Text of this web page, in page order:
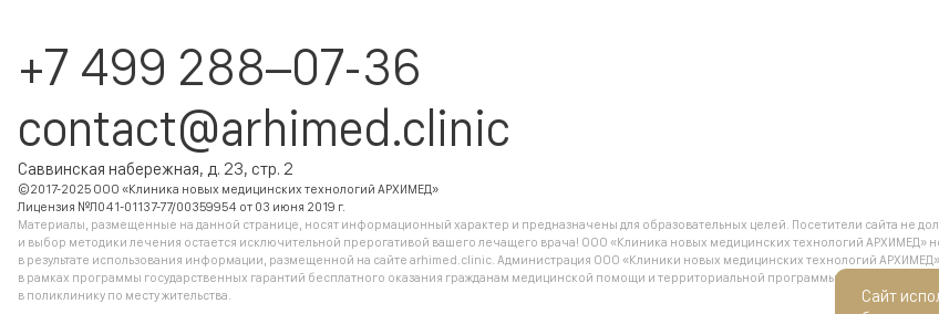
+7 499 288–07-36
contact@arhimed.clinic
Саввинская набережная, д. 23, стр. 2
©2017-2025 ООО «Клиника новых медицинских технологий АРХИМЕД»
Лицензия №Л041-01137-77/00359954 от 03 июня 2019 г.
Материалы, размещенные на данной странице, носят информационный характер и предназначены для образовательных целей. Посетители сайта не
и выбор методики лечения остается исключительной прерогативой вашего лечащего врача! ООО «Клиника новых медицинских технологий АРХИМЕД»
в результате использования информации, размещенной на сайте arhimed.clinic. Администрация ООО «Клиники новых медицинских технологий
в рамках программы государственных гарантий бесплатного оказания гражданам медицинской помощи и территориальной программы
в поликлинику по месту жительства.
Сайт